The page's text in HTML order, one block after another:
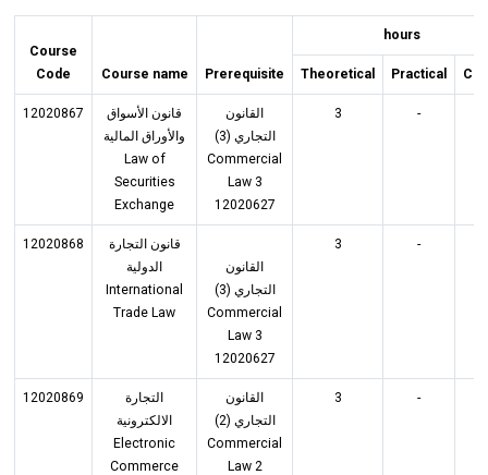
Course
Code
Course name Prerequisite
hours
Theoretical Practical
12020867
قانون الأسواق
والأوراق المالية
Law of
Securities
Exchange
القانون
التجاري (3)
Commercial
Law 3
12020627
3 -
12020868
قانون التجارة
الدولية
International
Trade Law
القانون
التجاري (3)
Commercial
Law 3
12020627
3 -
12020869
التجارة
الالكترونية
Electronic
Commerce
القانون
التجاري (2)
Commercial
Law 2
3 -